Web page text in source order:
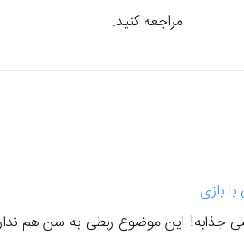
مراجعه کنید.
بازی
جذابه! این موضوع ربطی به سن هم